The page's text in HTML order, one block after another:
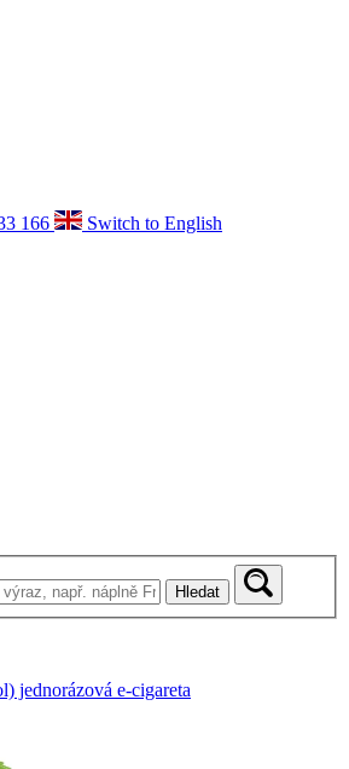
166
Switch to English
Hledat
jednorázová e-cigareta